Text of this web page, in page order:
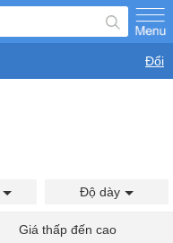
Đổi
Độ dày
Giá thấp đến cao